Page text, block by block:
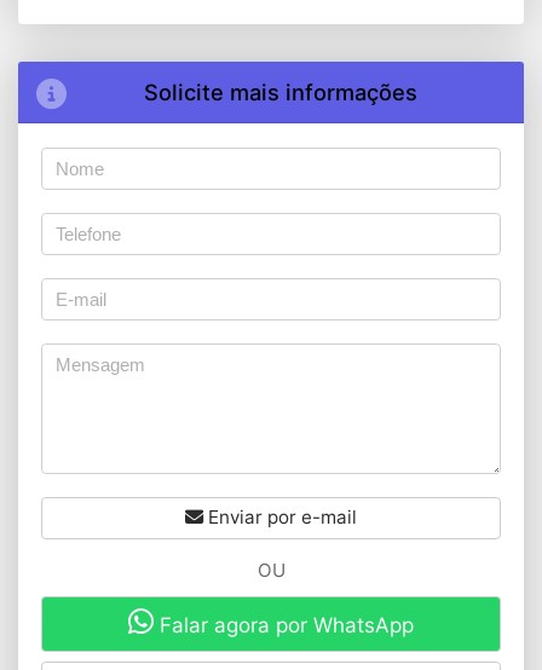
Solicite mais informações
Enviar por e-mail
OU
Falar agora por WhatsApp